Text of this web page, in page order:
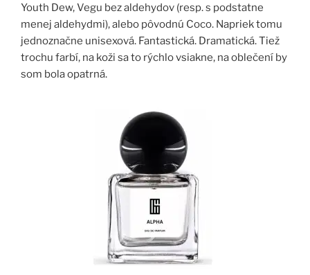
Youth Dew, Vegu bez aldehydov (resp. s podstatne
menej aldehydmi), alebo pôvodnú Coco. Napriek tomu
jednoznačne unisexová. Fantastická. Dramatická. Tiež
trochu farbí, na koži sa to rýchlo vsiakne, na oblečení by
som bola opatrná.